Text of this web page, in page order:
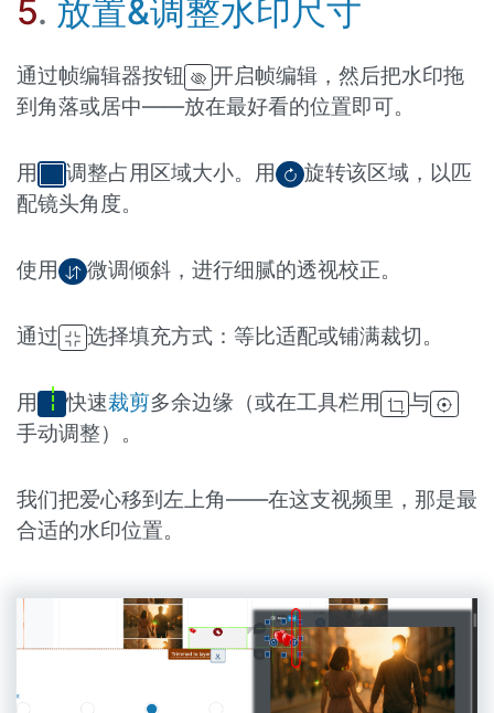
5. 放置&调整水印尺寸
通过帧编辑器按钮
开启帧编辑，然后把水印拖
到角落或居中——放在最好看的位置即可。
用 调整占用区域大小。用
旋转该区域，以匹
配镜头角度。
使用 微调倾斜，进行细腻的透视校正。
通过 选择填充方式：等比适配或铺满裁切。
用 快速裁剪多余边缘（或在工具栏用
与
手动调整）。
我们把爱心移到左上角——在这支视频里，那是最
合适的水印位置。